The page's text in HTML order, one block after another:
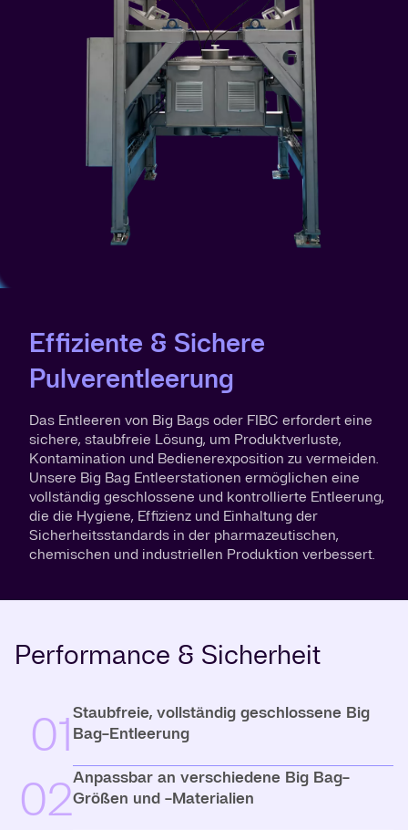
Effiziente & Sichere
Pulverentleerung
Das Entleeren von Big Bags oder FIBC erfordert eine
sichere, staubfreie Lösung, um Produktverluste,
Kontamination und Bedienerexposition zu vermeiden.
Unsere Big Bag Entleerstationen ermöglichen eine
vollständig geschlossene und kontrollierte Entleerung,
die die Hygiene, Effizienz und Einhaltung der
Sicherheitsstandards in der pharmazeutischen,
chemischen und industriellen Produktion verbessert.
Performance & Sicherheit
01Staubfreie, vollständig geschlossene Big
Bag-Entleerung
02Anpassbar an verschiedene Big Bag-
Größen und -Materialien